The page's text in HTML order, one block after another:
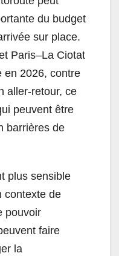
du budget
sur place.
Paris–La Ciotat
en 2026, contre
aller-retour, ce
peuvent être
barrières de
plus sensible
contexte de
pouvoir
faire
la